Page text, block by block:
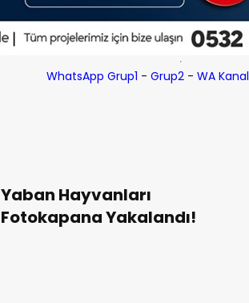
WhatsApp Grup1 - Grup2- WA Kanal
Yaban Hayvanları
Fotokapana Yakalandı!